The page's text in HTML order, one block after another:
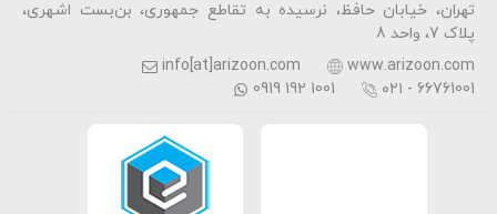
تهران، خیابان حافظ، نرسیده به تقاطع جمهوری، بن‌بست اشهری،
پلاک 7، واحد 8
www.arizoon.com
info[at]arizoon.com
۰۲۱ - 66761001
0919 192 1001